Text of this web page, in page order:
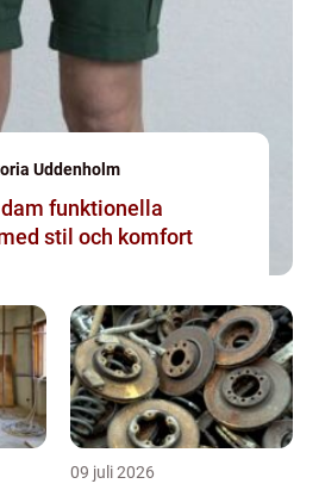
Uddenholm
stil och komfort
09 juli 2026